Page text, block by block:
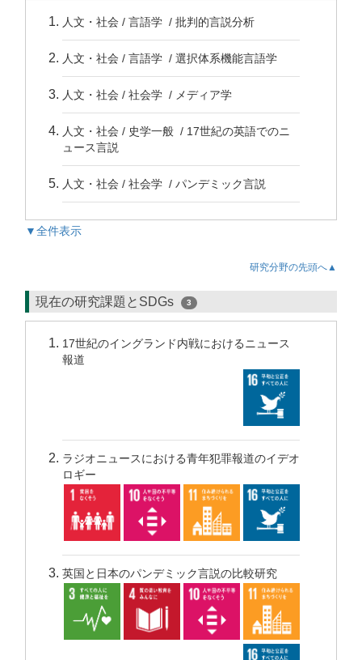
人文・社会 / 言語学 / 批判的言説分析
人文・社会 / 言語学 / 選択体系機能言語学
人文・社会 / 社会学 / メディア学
人文・社会 / 史学一般 / 17世紀の英語でのニ
ュース言説
人文・社会 / 社会学 / パンデミック言説
▼全件表示
研究分野の先頭へ▲
現在の研究課題とSDGs 3
17世紀のイングランド内戦におけるニュース
報道
ラジオニュースにおける青年犯罪報道のイデオ
ロギー
英国と日本のパンデミック言説の比較研究